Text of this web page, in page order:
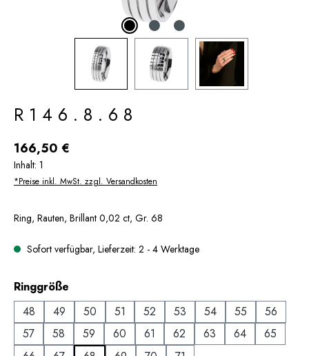
R146.8.68
Regulärer Preis:
166,50 €
Inhalt: 1
*Preise inkl. MwSt. zzgl. Versandkosten
Ring, Rauten, Brillant 0,02 ct, Gr. 68
Sofort verfügbar, Lieferzeit: 2 - 4 Werktage
Ringgröße
48
49 50 51 52 53 54 55
56
57
58 59 60 61 62 63 64
65